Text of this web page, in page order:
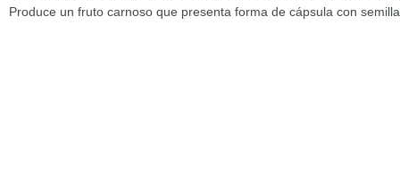
Produce un fruto carnoso que presenta forma de cápsula con